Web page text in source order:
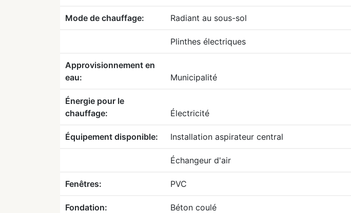
Mode de chauffage: Radiant au sous-sol
Plinthes électriques
Approvisionnement en
eau:
Municipalité
Énergie pour le
chauffage:
Électricité
Équipement disponible: Installation aspirateur central
Échangeur d'air
Fenêtres: PVC
Fondation: Béton coulé